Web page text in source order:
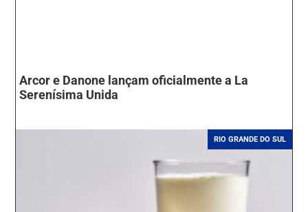
Arcor e Danone lançam oficialmente a La
Serenísima Unida
RIO GRANDE DO SUL